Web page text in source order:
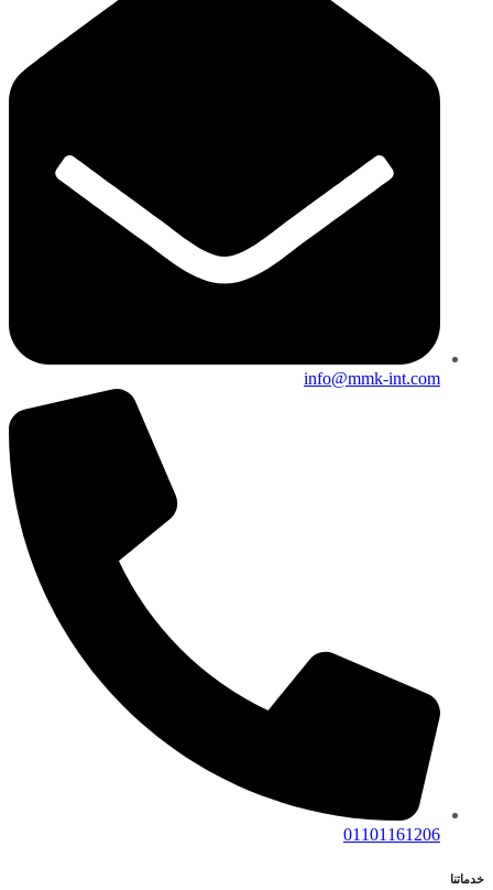
info@mmk-int.com
01101161206
خدماتنا